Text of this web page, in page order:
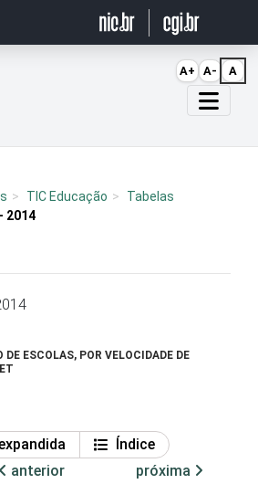
TIC Educação
Tabelas
2014
DE ESCOLAS, POR VELOCIDADE DE
Índice
anterior
próxima
A+ A- A